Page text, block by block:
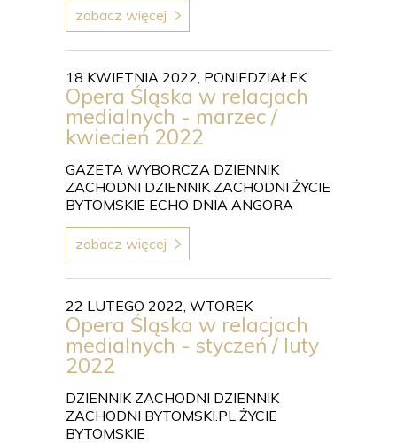
zobacz więcej
18 KWIETNIA 2022, PONIEDZIAŁEK
Opera Śląska w relacjach
medialnych - marzec /
kwiecień 2022
GAZETA WYBORCZA DZIENNIK
ZACHODNI DZIENNIK ZACHODNI ŻYCIE
BYTOMSKIE ECHO DNIA ANGORA
zobacz więcej
22 LUTEGO 2022, WTOREK
Opera Śląska w relacjach
medialnych - styczeń / luty
2022
DZIENNIK ZACHODNI DZIENNIK
ZACHODNI BYTOMSKI.PL ŻYCIE
BYTOMSKIE